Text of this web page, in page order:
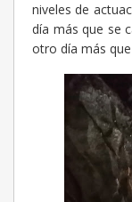
niveles de
día más que se
otro día más